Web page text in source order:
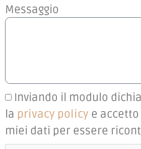
Messaggio
Inviando il modulo
la privacy policy e
miei dati per essere